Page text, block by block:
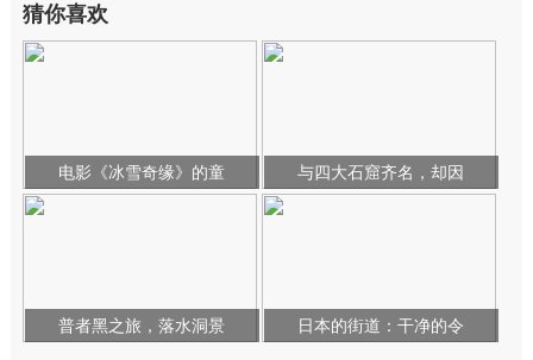
猜你喜欢
电影《冰雪奇缘》的童 与四大石窟齐名，却因
普者黑之旅，落水洞景 日本的街道：干净的令